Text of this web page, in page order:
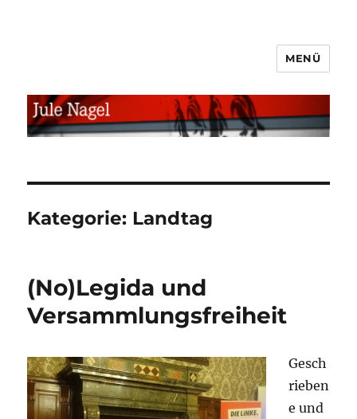
MENÜ
Kategorie: Landtag
(No)Legida und
Versammlungsfreiheit
Gesch
rieben
e und